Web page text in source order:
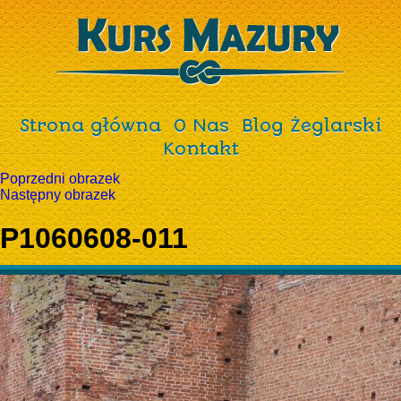
Strona główna O Nas
Blog Żeglarski
Kontakt
Poprzedni obrazek
Następny obrazek
P1060608-011